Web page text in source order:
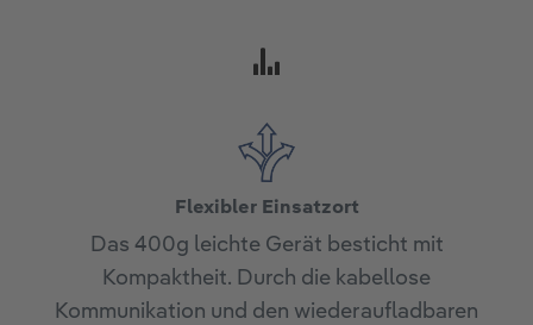
Flexibler Einsatzort
Das 400g leichte Gerät besticht mit
Kompaktheit. Durch die kabellose
Kommunikation und den wiederaufladbaren